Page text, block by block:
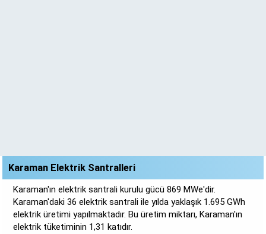
Karaman Elektrik Santralleri
Karaman'ın elektrik santrali kurulu gücü 869 MWe'dir.
Karaman'daki 36 elektrik santrali ile yılda yaklaşık 1.695 GWh
elektrik üretimi yapılmaktadır. Bu üretim miktarı, Karaman'ın
elektrik tüketiminin 1,31 katıdır.